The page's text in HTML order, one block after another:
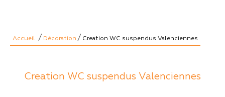
Accueil / Décoration / Creation WC suspendus Valenciennes
Creation WC suspendus Valenciennes